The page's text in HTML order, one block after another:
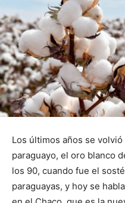
Los últimos años se
paraguayo, el oro blanco
los 90, cuando fue el
paraguayas, y hoy se